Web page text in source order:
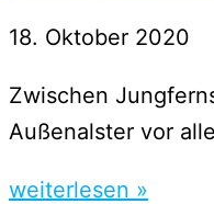
18. Oktober 2020
Zwischen
Außenalster vor
weiterlesen »